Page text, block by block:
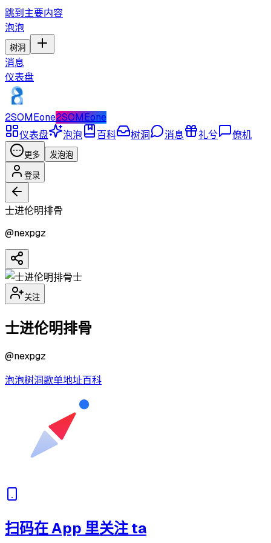
跳到主要内容
泡泡
树洞
消息
仪表盘
2SOMEone2SOMEone
仪表盘
泡泡 百科 树洞 消息 礼兮 僚机
更多 发泡泡
登录
士进伦明排骨
@nexpgz
士
关注
士进伦明排骨
@nexpgz
泡泡树洞歌单地址百科
扫码在 App 里关注 ta